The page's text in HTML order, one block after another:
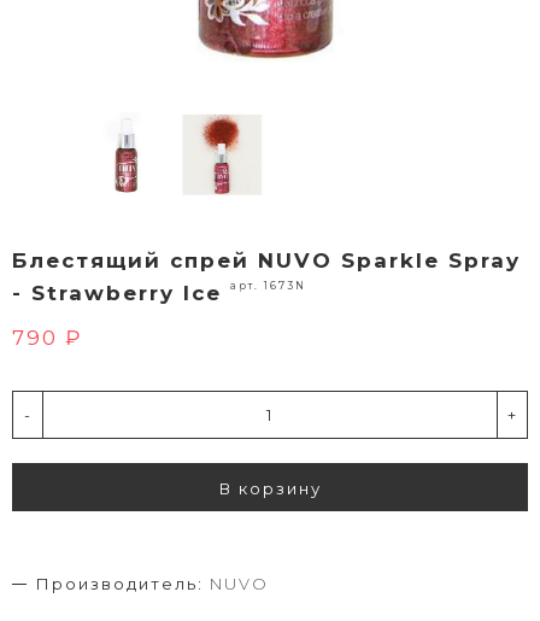
Блестящий спрей NUVO Sparkle Spray
- Strawberry Ice
арт. 1673N
790 ₽
- +
В корзину
Производитель: NUVO